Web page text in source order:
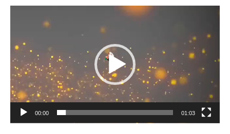
Lecteur
00:00 01:03